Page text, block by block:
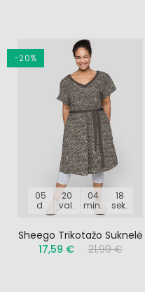
−20%
05
d.
20
val.
04
min.
17
sek.
Sheego Trikotažo Suknelė
17,59 €
21,99 €